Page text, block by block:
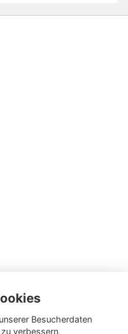
Besucherdaten
verbessern,